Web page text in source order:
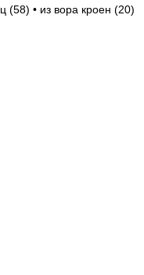
(58) • из вора кроен (20)